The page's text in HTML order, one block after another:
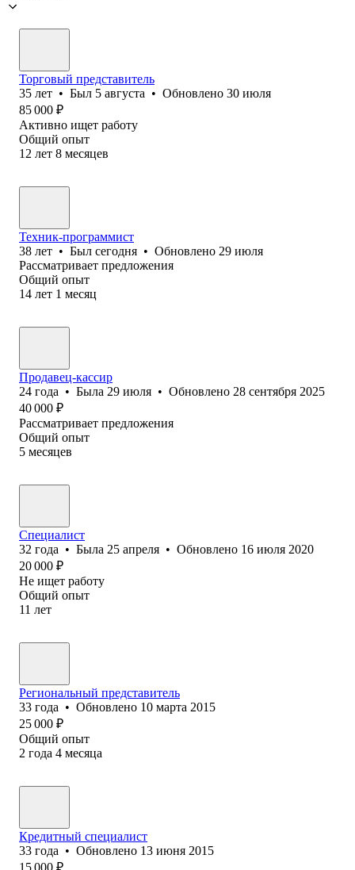
Торговый представитель
35 лет • Был 5 августа • Обновлено 30 июля
85 000 ₽
Активно ищет работу
Общий опыт
12 лет 8 месяцев
Техник-программист
38 лет • Был сегодня • Обновлено 29 июля
Рассматривает предложения
Общий опыт
14 лет 1 месяц
Продавец-кассир
24 года • Была 29 июля • Обновлено 28 сентября 2025
40 000 ₽
Рассматривает предложения
Общий опыт
5 месяцев
Специалист
32 года • Была 25 апреля • Обновлено 16 июля 2020
20 000 ₽
Не ищет работу
Общий опыт
11 лет
Региональный представитель
33 года • Обновлено 10 марта 2015
25 000 ₽
Общий опыт
2 года 4 месяца
Кредитный специалист
33 года • Обновлено 13 июня 2015
15 000 ₽